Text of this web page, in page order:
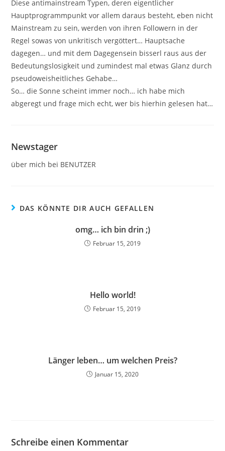
Diese antimainstream Typen, deren eigentlicher
Hauptprogrammpunkt vor allem daraus besteht, eben nicht
Mainstream zu sein, werden von ihren Followern in der
Regel sowas von unkritisch vergöttert… Hauptsache
dagegen… und mit dem Dagegensein bisserl raus aus der
Bedeutungslosigkeit und zumindest mal etwas Glanz durch
pseudoweisheitliches Gehabe…
So… die Sonne scheint immer noch… ich habe mich
abgeregt und frage mich echt, wer bis hierhin gelesen hat…
Newstager
über mich bei BENUTZER
DAS KÖNNTE DIR AUCH GEFALLEN
omg… ich bin drin ;)
Februar 15, 2019
Hello world!
Februar 15, 2019
Länger leben… um welchen Preis?
Januar 15, 2020
Schreibe einen Kommentar